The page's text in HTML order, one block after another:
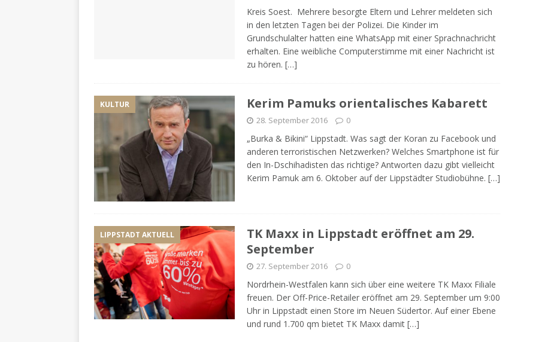
Kreis Soest. Mehrere besorgte Eltern und Lehrer meldeten sich
in den letzten Tagen bei der Polizei. Die Kinder im
Grundschulalter hatten eine WhatsApp mit einer Sprachnachricht
erhalten. Eine weibliche Computerstimme mit einer Nachricht ist
zu hören. […]
KULTUR Kerim Pamuks orientalisches Kabarett
28. September 2016 0
„Burka & Bikini“ Lippstadt. Was sagt der Koran zu Facebook und
anderen terroristischen Netzwerken? Welches Smartphone ist für
den In-Dschihadisten das richtige? Antworten dazu gibt vielleicht
Kerim Pamuk am 6. Oktober auf der Lippstädter Studiobühne. […]
LIPPSTADT AKTUELL
TK Maxx in Lippstadt eröffnet am 29.
September
27. September 2016 0
Nordrhein-Westfalen kann sich über eine weitere TK Maxx Filiale
freuen. Der Off-Price-Retailer eröffnet am 29. September um 9:00
Uhr in Lippstadt einen Store im Neuen Südertor. Auf einer Ebene
und rund 1.700 qm bietet TK Maxx damit […]